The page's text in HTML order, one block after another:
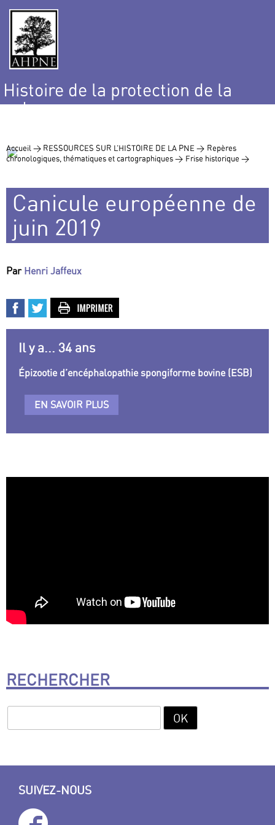
Histoire de la protection de la
nature
Accueil > RESSOURCES SUR L’HISTOIRE DE LA PNE > Repères
chronologiques, thématiques et cartographiques > Frise historique >
Canicule européenne de
juin 2019
Par Henri Jaffeux
Il y a... 34 ans
Épizootie d’encéphalopathie spongiforme bovine (ESB)
EN SAVOIR PLUS
RECHERCHER
SUIVEZ-NOUS